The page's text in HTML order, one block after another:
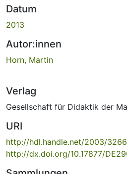
Datum
2013
Autor:innen
Horn, Martin
Verlag
Gesellschaft für Didaktik der
URI
http://hdl.handle.net/2003/
http://dx.doi.org/10.17877/